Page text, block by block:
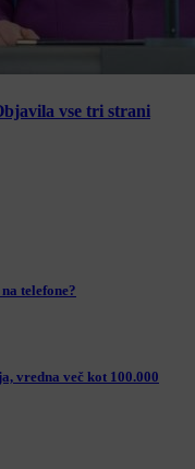
vse tri strani
telefone?
vredna več kot 100.000